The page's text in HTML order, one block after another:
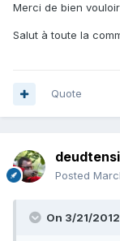
Merci de bien
Salut à toute la
Quote
Posted
On 3/21/